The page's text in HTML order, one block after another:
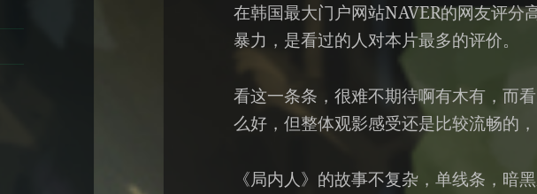
在韩国最大门户网站NAVER的网友评分
暴力，是看过的人对本片最多的评价。
看这一条条，很难不期待啊有木有，而
么好，但整体观影感受还是比较流畅的
《局内人》的故事不复杂，单线条，暗